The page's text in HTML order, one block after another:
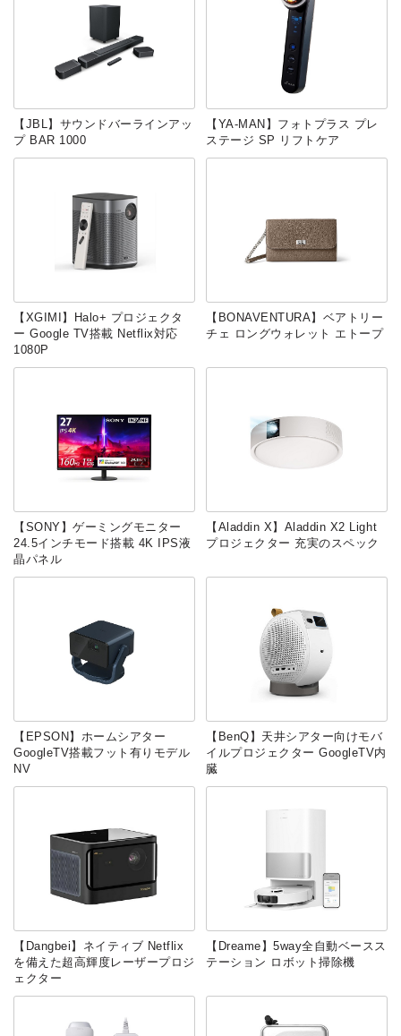
【JBL】サウンドバーラインアッ
プ ‎BAR 1000
【YA-MAN】フォトプラス プレ
ステージ SP リフトケア
【XGIMI】Halo+ プロジェクタ
ー Google TV搭載 Netflix対応
1080P
【BONAVENTURA】ベアトリー
チェ ロングウォレット エトープ
【SONY】ゲーミングモニター
24.5インチモード搭載 4K IPS液
晶パネル
【Aladdin X】Aladdin X2 Light
プロジェクター 充実のスペック
【EPSON】ホームシアター
GoogleTV搭載フット有りモデル
NV
【BenQ】天井シアター向けモバ
イルプロジェクター GoogleTV内
臓
【Dangbei】ネイティブ Netflix
を備えた超高輝度レーザープロジ
ェクター
‎【‎Dreame】5way全自動ベースス
テーション ロボット掃除機